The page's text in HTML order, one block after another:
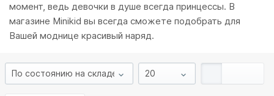
момент, ведь девочки в душе всегда принцессы. В
магазине Minikid вы всегда сможете подобрать для
Вашей моднице красивый наряд.